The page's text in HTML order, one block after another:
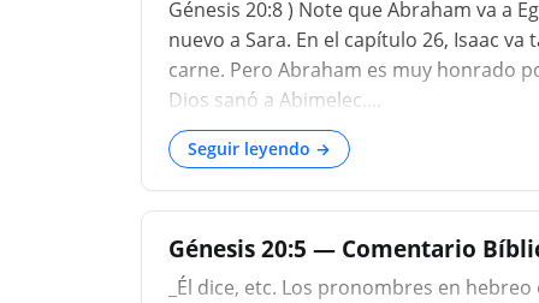
Génesis 20:8 ) Note que Abraham va a
nuevo a Sara. En el capítulo 26, Isaac
carne. Pero Abraham es muy honrado
Dios sanó a Abimelec....
Seguir leyendo →
Génesis 20:5 — Comentario
_Él dice, etc. Los pronombres en